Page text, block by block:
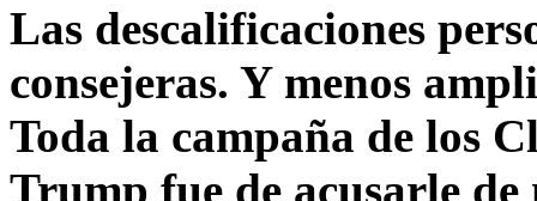
Las descalificaciones
consejeras. Y menos
Toda la campaña de los
Trump fue de acusarle